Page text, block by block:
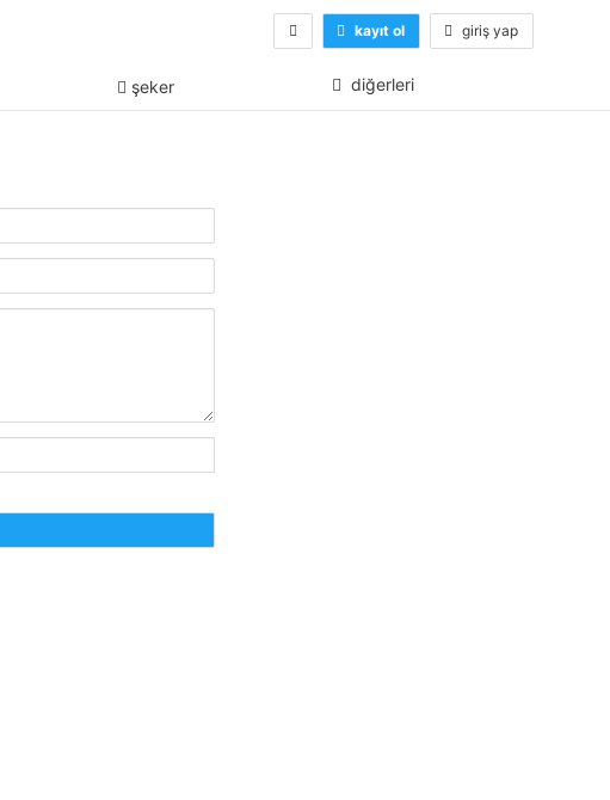
kayıt ol giriş yap
şeker diğerleri